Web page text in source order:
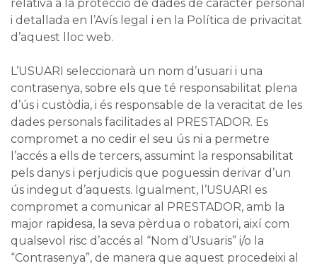
relativa a la protecció de dades de caràcter personal
i detallada en l’Avís legal i en la Política de privacitat
d’aquest lloc web.
L’USUARI seleccionarà un nom d’usuari i una
contrasenya, sobre els que té responsabilitat plena
d’ús i custòdia, i és responsable de la veracitat de les
dades personals facilitades al PRESTADOR. Es
compromet a no cedir el seu ús ni a permetre
l’accés a ells de tercers, assumint la responsabilitat
pels danys i perjudicis que poguessin derivar d’un
ús indegut d’aquests. Igualment, l’USUARI es
compromet a comunicar al PRESTADOR, amb la
major rapidesa, la seva pèrdua o robatori, així com
qualsevol risc d’accés al “Nom d’Usuaris” i/o la
“Contrasenya”, de manera que aquest procedeixi al